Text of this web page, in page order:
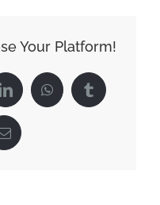
antigua
desde
Your Platform!
LinkedInWhatsAppTumblr
Email